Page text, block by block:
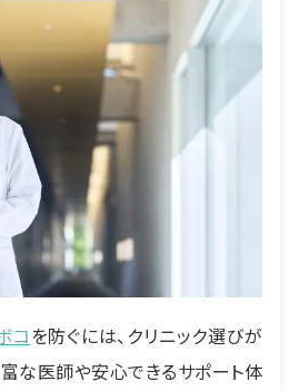
コを防ぐには、クリニック選びが
な医師や安心できるサポート体